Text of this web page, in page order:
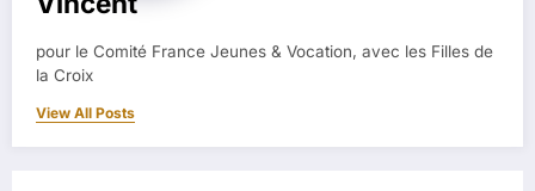
pour le Comité France Jeunes & Vocation, avec les Filles de
la Croix
View All Posts